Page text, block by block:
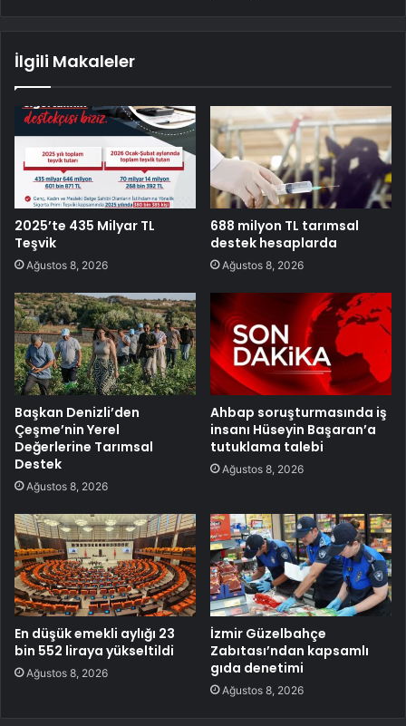
İlgili Makaleler
2025’te 435 Milyar TL
Teşvik
Ağustos 8, 2026
688 milyon TL tarımsal
destek hesaplarda
Ağustos 8, 2026
Başkan Denizli’den
Çeşme’nin Yerel
Değerlerine Tarımsal
Destek
Ağustos 8, 2026
Ahbap soruşturmasında iş
insanı Hüseyin Başaran’a
tutuklama talebi
Ağustos 8, 2026
En düşük emekli aylığı 23
bin 552 liraya yükseltildi
Ağustos 8, 2026
İzmir Güzelbahçe
Zabıtası’ndan kapsamlı
gıda denetimi
Ağustos 8, 2026